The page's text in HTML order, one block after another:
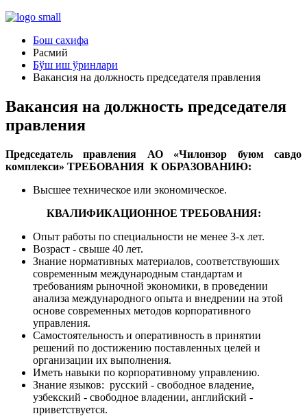
Бош сахифа
Расмий
Бўш иш ўринлари
Вакансия на должность председателя правления
Вакансия на должность председателя
правления
Председатель правления АО «Чилонзор буюм савдо
комплекси» ТРЕБОВАНИЯ К ОБРАЗОВАНИЮ:
Высшее техническое или экономическое.
КВАЛИФИКАЦИОННОЕ ТРЕБОВАНИЯ:
Опыт работы по специальности не менее 3-х лет.
Возраст - свыше 40 лет.
Знание нормативных материалов, соответствуюших
современным международным стандартам и
требованиям рыночной экономики, в проведении
анализа международного опыта и внедрении на этой
основе современных методов корпоративного
управления.
Самостоятельность и оперативность в принятии
решений по достижению поставленных целей и
организации их выполнения.
Иметь навыки по корпоративному управлению.
Знание языков: русский - свободное владение,
узбекский - свободное владении, английский -
приветствуется.